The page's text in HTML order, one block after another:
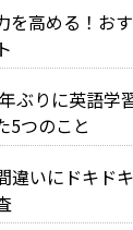
を高める！お
ぶりに英語学
5つのこと
違いにドキド